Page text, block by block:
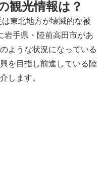
観光情報は？
東北地方が壊滅的な被
岩手県・陸前高田市があ
ような状況になっている
を目指し前進している陸
します。